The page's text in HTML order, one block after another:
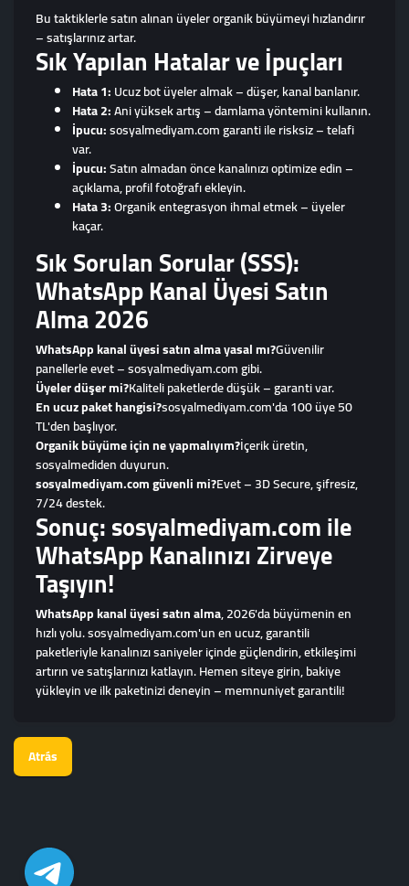
Bu taktiklerle satın alınan üyeler organik büyümeyi hızlandırır
– satışlarınız artar.
Sık Yapılan Hatalar ve İpuçları
Hata 1:Ucuz bot üyeler almak – düşer, kanal banlanır.
Hata 2:Ani yüksek artış – damlama yöntemini kullanın.
İpucu:sosyalmediyam.com garanti ile risksiz – telafi
var.
İpucu:Satın almadan önce kanalınızı optimize edin –
açıklama, profil fotoğrafı ekleyin.
Hata 3:Organik entegrasyon ihmal etmek – üyeler
kaçar.
Sık Sorulan Sorular (SSS):
WhatsApp Kanal Üyesi Satın
Alma 2026
WhatsApp kanal üyesi satın alma yasal mı?Güvenilir
panellerle evet – sosyalmediyam.com gibi.
Üyeler düşer mi?Kaliteli paketlerde düşük – garanti var.
En ucuz paket hangisi?sosyalmediyam.com'da 100 üye 50
TL'den başlıyor.
Organik büyüme için ne yapmalıyım?İçerik üretin,
sosyalmediden duyurun.
sosyalmediyam.com güvenli mi?Evet – 3D Secure, şifresiz,
7/24 destek.
Sonuç: sosyalmediyam.com ile
WhatsApp Kanalınızı Zirveye
Taşıyın!
WhatsApp kanal üyesi satın alma, 2026'da büyümenin en
hızlı yolu. sosyalmediyam.com'un en ucuz, garantili
paketleriyle kanalınızı saniyeler içinde güçlendirin, etkileşimi
artırın ve satışlarınızı katlayın. Hemen siteye girin, bakiye
yükleyin ve ilk paketinizi deneyin – memnuniyet garantili!
Atrás